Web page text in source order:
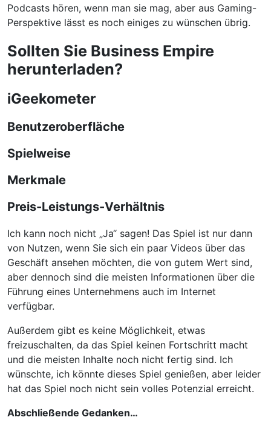
Podcasts hören, wenn man sie mag, aber aus Gaming-
Perspektive lässt es noch einiges zu wünschen übrig.
Sollten Sie Business Empire
herunterladen?
iGeekometer
Benutzeroberfläche
Spielweise
Merkmale
Preis-Leistungs-Verhältnis
Ich kann noch nicht „Ja“ sagen! Das Spiel ist nur dann
von Nutzen, wenn Sie sich ein paar Videos über das
Geschäft ansehen möchten, die von gutem Wert sind,
aber dennoch sind die meisten Informationen über die
Führung eines Unternehmens auch im Internet
verfügbar.
Außerdem gibt es keine Möglichkeit, etwas
freizuschalten, da das Spiel keinen Fortschritt macht
und die meisten Inhalte noch nicht fertig sind. Ich
wünschte, ich könnte dieses Spiel genießen, aber leider
hat das Spiel noch nicht sein volles Potenzial erreicht.
Abschließende Gedanken…